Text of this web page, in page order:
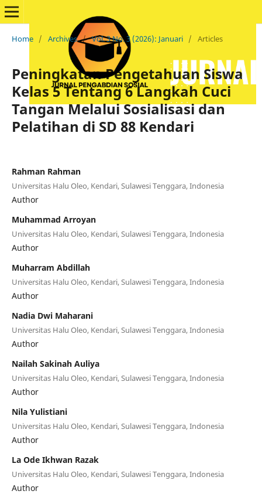
Home / Archives / Vol. 3 No. 3 (2026): Januari / Articles
Peningkatan Pengetahuan Siswa
Kelas 5 Tentang 6 Langkah Cuci
Tangan Melalui Sosialisasi dan
Pelatihan di SD 88 Kendari
Rahman Rahman
Universitas Halu Oleo, Kendari, Sulawesi Tenggara, Indonesia
Author
Muhammad Arroyan
Universitas Halu Oleo, Kendari, Sulawesi Tenggara, Indonesia
Author
Muharram Abdillah
Universitas Halu Oleo, Kendari, Sulawesi Tenggara, Indonesia
Author
Nadia Dwi Maharani
Universitas Halu Oleo, Kendari, Sulawesi Tenggara, Indonesia
Author
Nailah Sakinah Auliya
Universitas Halu Oleo, Kendari, Sulawesi Tenggara, Indonesia
Author
Nila Yulistiani
Universitas Halu Oleo, Kendari, Sulawesi Tenggara, Indonesia
Author
La Ode Ikhwan Razak
Universitas Halu Oleo, Kendari, Sulawesi Tenggara, Indonesia
Author